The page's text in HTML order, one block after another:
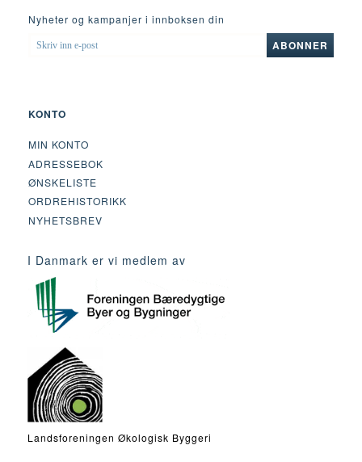
Nyheter og kampanjer i innboksen din
SKRIV
INN
ABONNER
KONTO
MIN KONTO
ADRESSEBOK
ØNSKELISTE
ORDREHISTORIKK
NYHETSBREV
I Danmark er vi medlem av
Landsforeningen Økologisk Byggeri